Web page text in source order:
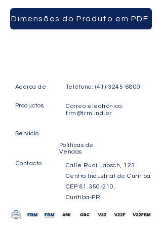
CAJAS
Dimensões do Produto em PDF
Acerca de Teléfono: (41) 3245-6800
Productos
Correo electrónico:
frm@frm.ind.br
Servicio
Políticas de
Vendas
Contacto
Calle Rudi Labsch, 123
Centro Industrial de Curitiba
CEP 81.350-210 .
Curitiba-PR